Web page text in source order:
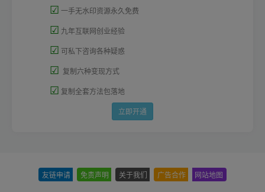
☑ 一手无水印资源永久免费
☑ 九年互联网创业经验
☑ 可私下咨询各种疑惑
☑ 复制六种变现方式
☑ 复制全套方法包落地
立即开通
友链申请 免责声明 关于我们 广告合作 网站地图